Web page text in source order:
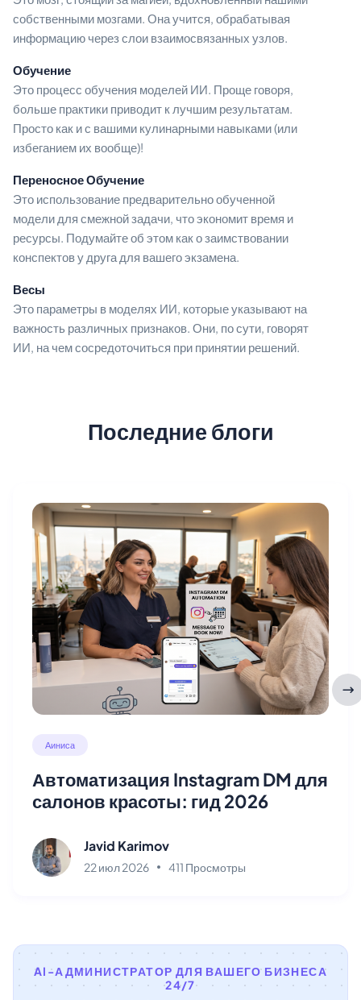
собственными мозгами. Она учится, обрабатывая
информацию через слои взаимосвязанных узлов.
Обучение
Это процесс обучения моделей ИИ. Проще говоря,
больше практики приводит к лучшим результатам.
Просто как и с вашими кулинарными навыками (или
избеганием их вообще)!
Переносное Обучение
Это использование предварительно обученной
модели для смежной задачи, что экономит время и
ресурсы. Подумайте об этом как о заимствовании
конспектов у друга для вашего экзамена.
Весы
Это параметры в моделях ИИ, которые указывают на
важность различных признаков. Они, по сути, говорят
ИИ, на чем сосредоточиться при принятии решений.
Последние блоги
Аиниса
Автоматизация Instagram DM для
салонов красоты: гид 2026
Javid Karimov
22 июл 2026 411 Просмотры
AI-АДМИНИСТРАТОР ДЛЯ ВАШЕГО БИЗНЕСА
24/7